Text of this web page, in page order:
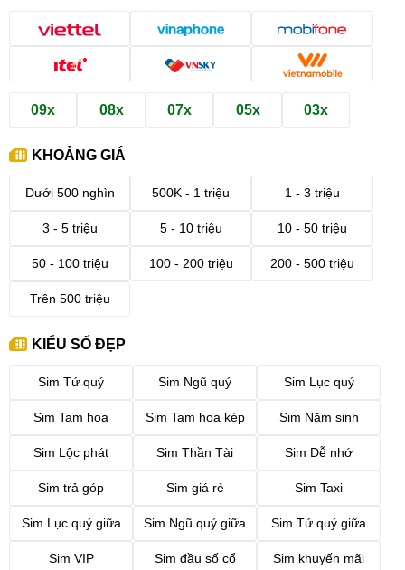
09x 08x 07x 05x 03x
KHOẢNG GIÁ
Dưới 500 nghìn 500K - 1 triệu 1 - 3 triệu
3 - 5 triệu 5 - 10 triệu 10 - 50 triệu
50 - 100 triệu 100 - 200 triệu 200 - 500 triệu
Trên 500 triệu
KIỂU SỐ ĐẸP
Sim Tứ quý Sim Ngũ quý Sim Lục quý
Sim Tam hoa Sim Tam hoa kép Sim Năm sinh
Sim Lộc phát Sim Thần Tài Sim Dễ nhớ
Sim trả góp Sim giá rẻ Sim Taxi
Sim Lục quý giữa Sim Ngũ quý giữa Sim Tứ quý giữa
Sim VIP Sim đầu số cổ Sim khuyến mãi